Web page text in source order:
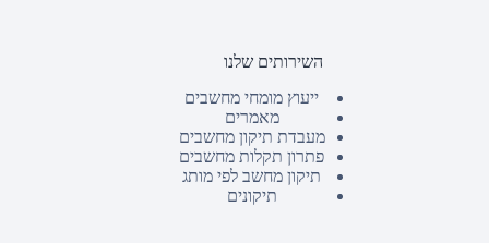
השירותים שלנו
ייעוץ מומחי מחשבים
מאמרים
מעבדת תיקון מחשבים
פתרון תקלות מחשבים
תיקון מחשב לפי מותג
תיקונים